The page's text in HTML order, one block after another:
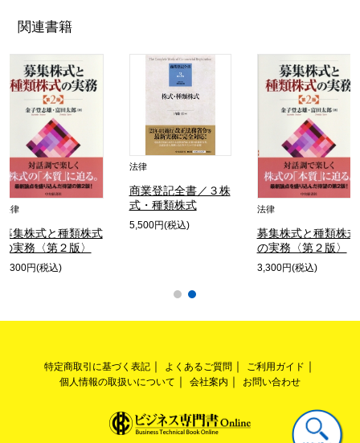
関連書籍
法律
募集株式と種類株式
の実務〈第２版〉
3,300円(税込)
法律
商業登記全書／３株
式・種類株式
5,500円(税込)
法律
募集株式と種類株式
の実務〈第２版〉
3,300円(税込)
特定商取引に基づく表記 よくあるご質問
ご利用ガイド
個人情報の取扱いについて
会社案内 お問い合わせ